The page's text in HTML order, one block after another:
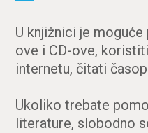
U knjižnici je
ove i CD-ove,
internetu, čitati
Ukoliko trebate
literature, slobodno